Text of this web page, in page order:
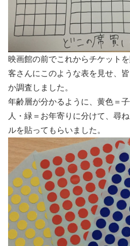
映画館の前でこれからチケット
客さんにこのような表を見せ、
か調査しました。
年齢層が分かるように、黄色＝
人・緑＝お年寄りに分けて、尋
ルを貼ってもらいました。